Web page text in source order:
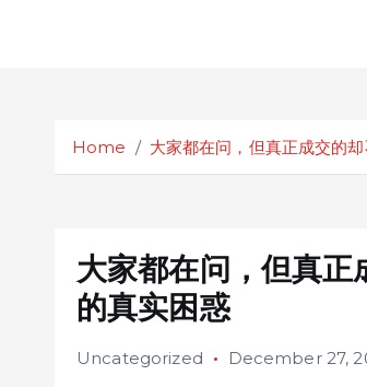
Home 大家都在问，但真正成交的
大家都在问，但真
的真实困惑
Uncategorized December 27,